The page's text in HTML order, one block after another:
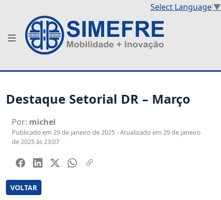
Select Language▼
Destaque Setorial DR – Março
Por: michel
Publicado em 29 de janeiro de 2025 - Atualizado em 29 de janeiro
de 2025 às 23:07
VOLTAR